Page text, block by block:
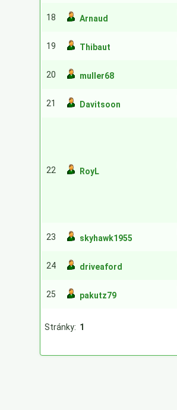
18 Arnaud
19 Thibaut
20 muller68
21 Davitsoon
22 RoyL
23 skyhawk1955
24 driveaford
25 pakutz79
Stránky: 1